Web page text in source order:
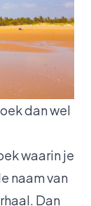
dan wel
waarin je
naam van
Dan